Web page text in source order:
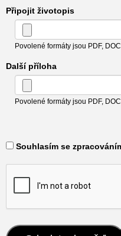
Připojit životopis
Povolené formáty jsou PDF,
Další příloha
Povolené formáty jsou PDF,
Souhlasím se